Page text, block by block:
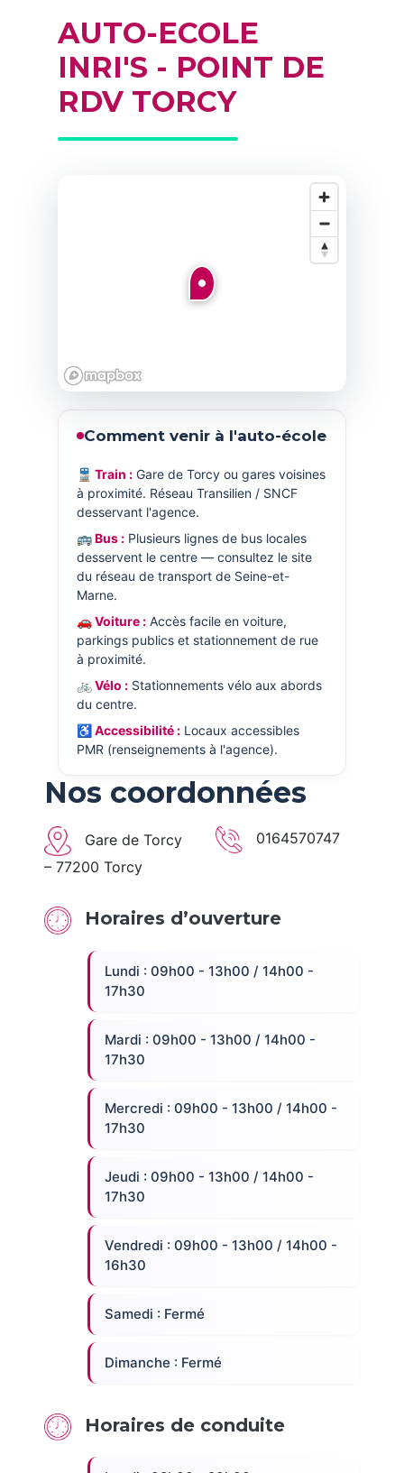
AUTO-ECOLE
INRI'S - POINT DE
RDV TORCY
Comment venir à l'auto-école
🚆 Train :Gare de Torcy ou gares voisines
à proximité. Réseau Transilien / SNCF
desservant l'agence.
🚌 Bus :Plusieurs lignes de bus locales
desservent le centre — consultez le site
du réseau de transport de Seine-et-
Marne.
🚗 Voiture :Accès facile en voiture,
parkings publics et stationnement de rue
à proximité.
🚲 Vélo :Stationnements vélo aux abords
du centre.
♿ Accessibilité :Locaux accessibles
PMR (renseignements à l'agence).
Nos coordonnées
Gare de Torcy
– 77200 Torcy
0164570747
Horaires d’ouverture
Lundi : 09h00 - 13h00 / 14h00 -
17h30
Mardi : 09h00 - 13h00 / 14h00 -
17h30
Mercredi : 09h00 - 13h00 / 14h00 -
17h30
Jeudi : 09h00 - 13h00 / 14h00 -
17h30
Vendredi : 09h00 - 13h00 / 14h00 -
16h30
Samedi : Fermé
Dimanche : Fermé
Horaires de conduite